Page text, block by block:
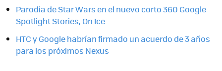
Parodia de Star Wars en el nuevo corto 360 Google
Spotlight Stories, On Ice
HTC y Google habrían firmado un acuerdo de 3 años
para los próximos Nexus